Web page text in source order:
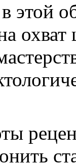
этой